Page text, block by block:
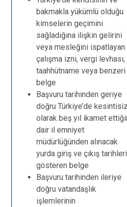
bakmakla yükümlü olduğu
kimselerin geçimini
sağladığına ilişkin gelirini
veya mesleğini ispatlayan
çalışma izni, vergi levhası,
taahhütname veya benzeri
belge
Başvuru tarihinden geriye
doğru Türkiye’de
olarak beş yıl ikamet
dair il emniyet
müdürlüğünden alınacak
yurda giriş ve çıkış
gösteren belge
Başvuru tarihinden ileriye
doğru vatandaşlık
işlemlerinin